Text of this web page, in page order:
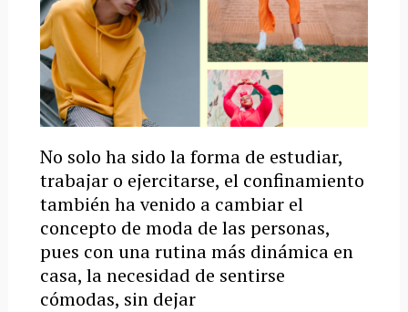
No solo ha sido la forma de estudiar,
trabajar o ejercitarse, el confinamiento
también ha venido a cambiar el
concepto de moda de las personas,
pues con una rutina más dinámica en
casa, la necesidad de sentirse
cómodas, sin dejar